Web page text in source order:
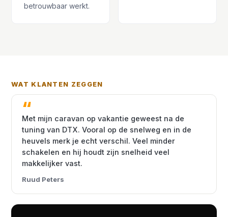
betrouwbaar werkt.
WAT KLANTEN ZEGGEN
Met mijn caravan op vakantie geweest na de
tuning van DTX. Vooral op de snelweg en in de
heuvels merk je echt verschil. Veel minder
schakelen en hij houdt zijn snelheid veel
makkelijker vast.
Ruud Peters